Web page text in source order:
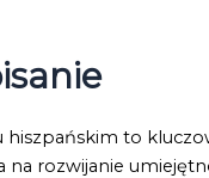
hiszpańskim to
rozwijanie